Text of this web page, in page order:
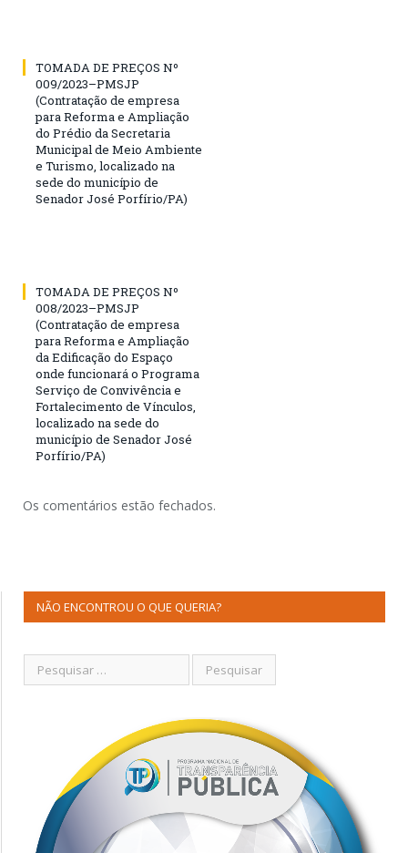
TOMADA DE PREÇOS Nº
009/2023–PMSJP
(Contratação de empresa
para Reforma e Ampliação
do Prédio da Secretaria
Municipal de Meio Ambiente
e Turismo, localizado na
sede do município de
Senador José Porfírio/PA)
TOMADA DE PREÇOS Nº
008/2023–PMSJP
(Contratação de empresa
para Reforma e Ampliação
da Edificação do Espaço
onde funcionará o Programa
Serviço de Convivência e
Fortalecimento de Vínculos,
localizado na sede do
município de Senador José
Porfírio/PA)
Os comentários estão fechados.
NÃO ENCONTROU O QUE QUERIA?